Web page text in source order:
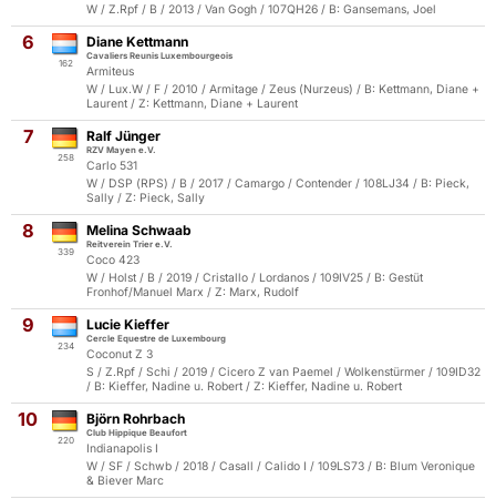
W / Z.Rpf / B / 2013 / Van Gogh / 107QH26 / B: Gansemans, Joel
6
162
Diane Kettmann
Cavaliers Reunis Luxembourgeois
Armiteus
W / Lux.W / F / 2010 / Armitage / Zeus (Nurzeus) / B: Kettmann, Diane +
Laurent / Z: Kettmann, Diane + Laurent
7
258
Ralf Jünger
RZV Mayen e.V.
Carlo 531
W / DSP (RPS) / B / 2017 / Camargo / Contender / 108LJ34 / B: Pieck,
Sally / Z: Pieck, Sally
8
339
Melina Schwaab
Reitverein Trier e.V.
Coco 423
W / Holst / B / 2019 / Cristallo / Lordanos / 109IV25 / B: Gestüt
Fronhof/Manuel Marx / Z: Marx, Rudolf
9
234
Lucie Kieffer
Cercle Equestre de Luxembourg
Coconut Z 3
S / Z.Rpf / Schi / 2019 / Cicero Z van Paemel / Wolkenstürmer / 109ID32
/ B: Kieffer, Nadine u. Robert / Z: Kieffer, Nadine u. Robert
10
220
Björn Rohrbach
Club Hippique Beaufort
Indianapolis I
W / SF / Schwb / 2018 / Casall / Calido I / 109LS73 / B: Blum Veronique
& Biever Marc